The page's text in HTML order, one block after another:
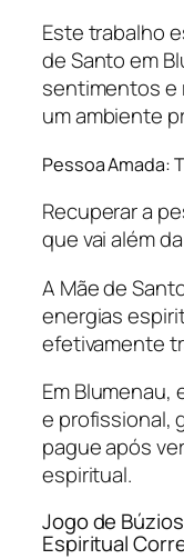
Este trabalho
de Santo em
sentimentos e
um ambiente
Pessoa Amada:
Recuperar a
que vai além
A Mãe de
energias
efetivamente
Em Blumenau,
e profissional,
pague após
espiritual.
Jogo de
Espiritual